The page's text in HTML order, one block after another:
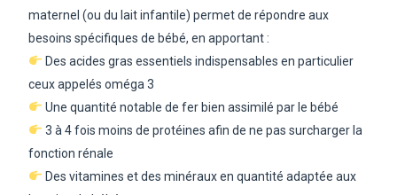
maternel (ou du lait infantile) permet de répondre aux
besoins spécifiques de bébé, en apportant :
Des acides gras essentiels indispensables en particulier
ceux appelés oméga 3
Une quantité notable de fer bien assimilé par le bébé
3 à 4 fois moins de protéines afin de ne pas surcharger la
fonction rénale
Des vitamines et des minéraux en quantité adaptée aux